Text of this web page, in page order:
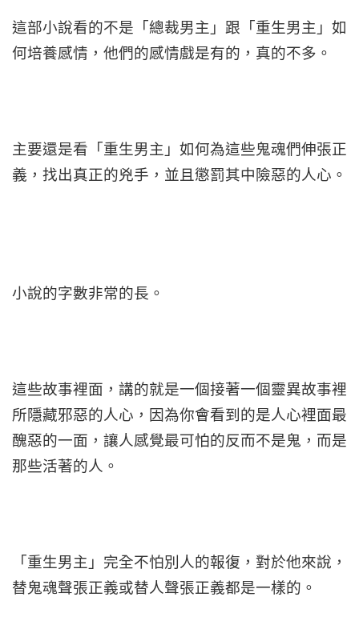
這部小說看的不是「總裁男主」跟「重生男主」如
何培養感情，他們的感情戲是有的，真的不多。
主要還是看「重生男主」如何為這些鬼魂們伸張正
義，找出真正的兇手，並且懲罰其中險惡的人心。
小說的字數非常的長。
這些故事裡面，講的就是一個接著一個靈異故事裡
所隱藏邪惡的人心，因為你會看到的是人心裡面最
醜惡的一面，讓人感覺最可怕的反而不是鬼，而是
那些活著的人。
「重生男主」完全不怕別人的報復，對於他來說，
替鬼魂聲張正義或替人聲張正義都是一樣的。